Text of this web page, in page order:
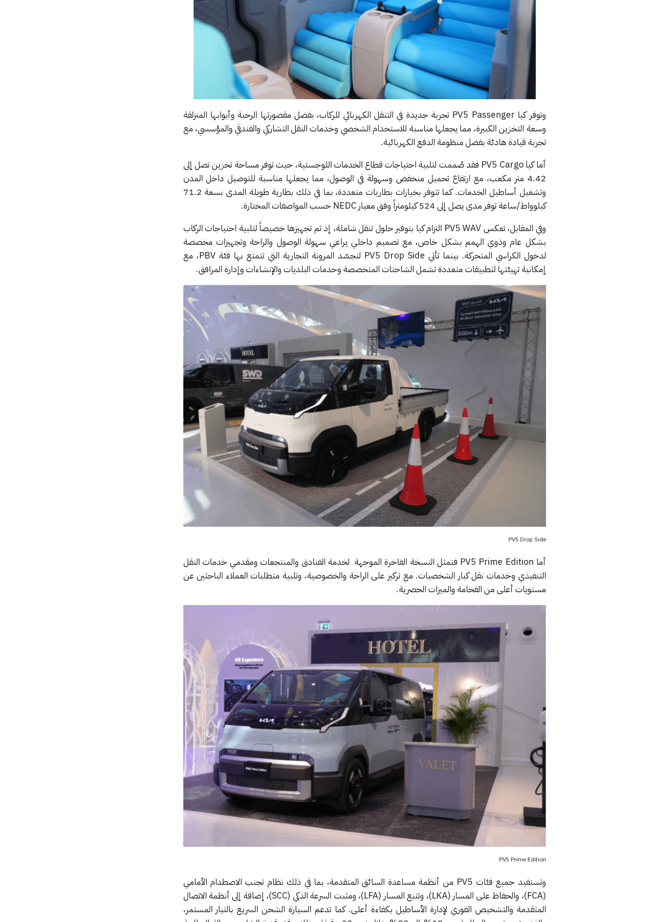
وتوفر كيا PV5 Passenger تجربة جديدة في التنقل الكهربائي للركاب، بفضل مقصورتها الرحبة وأبوابها المنزلقة
وسعة التخزين الكبيرة، مما يجعلها مناسبة للاستخدام الشخصي وخدمات النقل التشاركي والفندقي والمؤسسي، مع
تجربة قيادة هادئة بفضل منظومة الدفع الكهربائية.
أما كيا PV5 Cargo فقد صُممت لتلبية احتياجات قطاع الخدمات اللوجستية، حيث توفر مساحة تخزين تصل إلى
4.42 متر مكعب، مع ارتفاع تحميل منخفض وسهولة في الوصول، مما يجعلها مناسبة للتوصيل داخل المدن
وتشغيل أساطيل الخدمات. كما تتوفر بخيارات بطاريات متعددة، بما في ذلك بطارية طويلة المدى بسعة 71.2
كيلوواط/ساعة توفر مدى يصل إلى 524 كيلومتراً وفق معيار NEDC حسب المواصفات المختارة.
وفي المقابل، تعكس PV5 WAV التزام كيا بتوفير حلول تنقل شاملة، إذ تم تجهيزها خصيصاً
لتلبية احتياجات الركاب
بشكل عام وذوي الهمم بشكل خاص، مع تصميم داخلي يراعي سهولة الوصول والراحة وتجهيزات مخصصة
لدخول الكراسي المتحركة. بينما تأتي PV5 Drop Side لتجسّد المرونة التجارية التي تتمتع بها فئة PBV، مع
إمكانية تهيئتها لتطبيقات متعددة تشمل الشاحنات المتخصصة وخدمات البلديات والإنشاءات وإدارة المرافق.
PV5 Drop Side
أما PV5 Prime Edition فتمثل النسخة الفاخرة الموجهة
لخدمة الفنادق والمنتجعات ومقدمي خدمات النقل
التنفيذي وخدمات نقل كبار الشخصيات. مع تركيز على الراحة والخصوصية، وتلبية متطلبات العملاء الباحثين عن
مستويات أعلى من الفخامة والميزات الحصرية.
PV5 Prime Edition
وتستفيد جميع فئات PV5 من أنظمة مساعدة السائق المتقدمة، بما في ذلك نظام تجنب الاصطدام الأمامي
(FCA)، والحفاظ على المسار (LKA)، وتتبع المسار (LFA)، ومثبت السرعة الذكي (SCC)، إضافة إلى أنظمة الاتصال
المتقدمة والتشخيص الفوري لإدارة الأساطيل بكفاءة أعلى.كما تدعم السيارة الشحن السريع بالتيار المستمر،